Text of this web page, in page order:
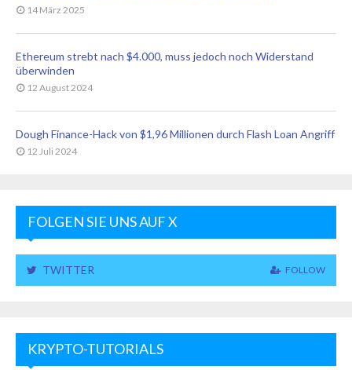
14 März 2025
Ethereum strebt nach $4.000, muss jedoch noch Widerstand
überwinden
12 August 2024
Dough Finance-Hack von $1,96 Millionen durch Flash Loan Angriff
12 Juli 2024
FOLGEN SIE UNS AUF X
TWITTER FOLLOW
KRYPTO-TUTORIALS